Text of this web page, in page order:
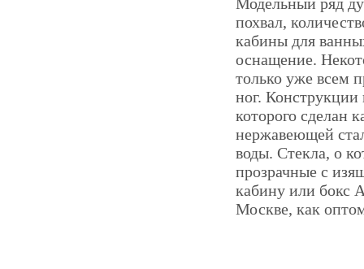
Модельный ряд
похвал,
кабины для
оснащение.
только уже всем
ног.
которого сделан
нержавеющей
воды. Стекла, о
прозрачные с
кабину или бокс
Москве, как